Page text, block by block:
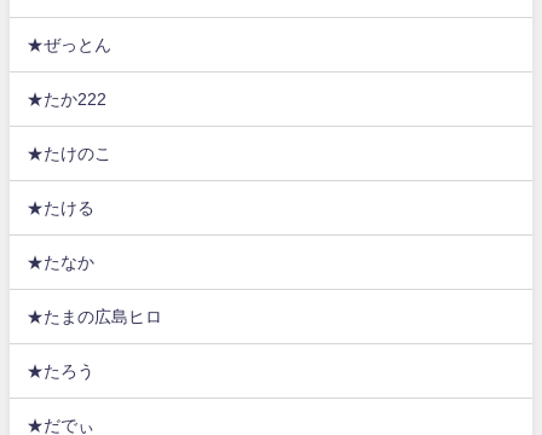
★ぜっとん
★たか222
★たけのこ
★たける
★たなか
★たまの広島ヒロ
★たろう
★だでぃ